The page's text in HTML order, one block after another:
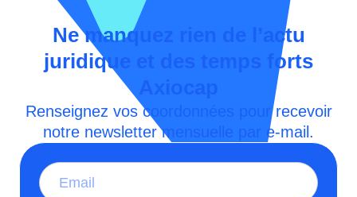
en bénéficiant d’un accompagnement personnalisé pour
garantir la conformité.
Ne manquez rien de l’actu
juridique et des temps forts
Axiocap
Renseignez vos coordonnées pour recevoir
notre newsletter mensuelle par e-mail.